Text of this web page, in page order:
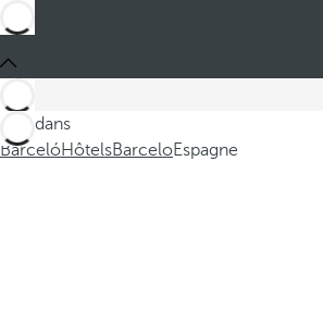
Ces dans
BarcelóHôtelsBarceloEspagne